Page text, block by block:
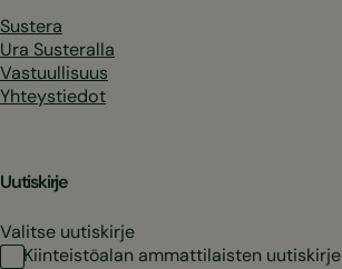
Sustera
Ura Susteralla
Vastuullisuus
Yhteystiedot
Uutiskirje
Valitse uutiskirje
Kiinteistöalan ammattilaisten uutiskirje